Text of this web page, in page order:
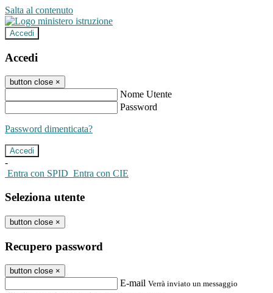
Salta al contenuto
Accedi
Accedi
button close ×
Nome Utente
Password
Password dimenticata?
-
Entra con SPID Entra con CIE
Seleziona utente
button close ×
Recupero password
button close ×
E-mail Verrà inviato un messaggio